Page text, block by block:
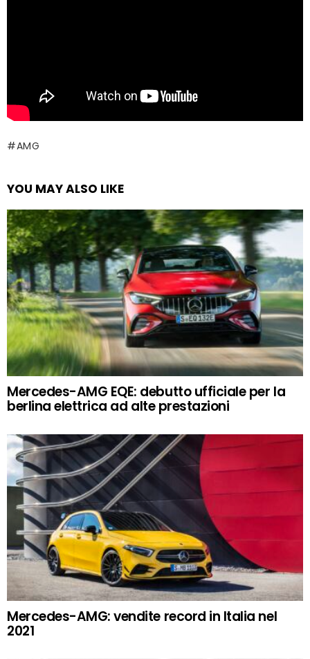
AMG
YOU MAY ALSO LIKE
Mercedes-AMG EQE: debutto ufficiale per la
berlina elettrica ad alte prestazioni
Mercedes-AMG: vendite record in Italia nel
2021